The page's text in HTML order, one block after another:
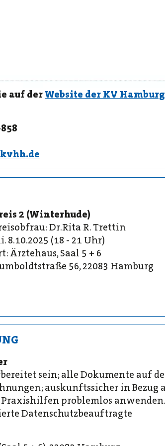
auf der Website der KV
2 (Winterhude)
Dr.Rita R. Trettin
8.10.2025 (18 - 21 Uhr)
Ärztehaus, Saal 5 + 6
56, 22083 Hamburg
sein; alle Dokumente auf
auskunftssicher in Bezug
problemlos anwenden.
Datenschutzbeauftragte